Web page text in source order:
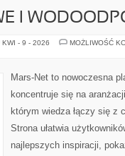
I
KWI - 9 - 2026
MOŻLIWOŚĆ
Mars-Net to nowoczesna
koncentruje się na
którym wiedza łączy się z
Strona ułatwia
najlepszych inspiracji,